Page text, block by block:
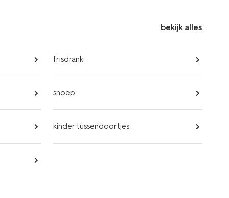
bekijk alles
frisdrank
snoep
kinder tussendoortjes